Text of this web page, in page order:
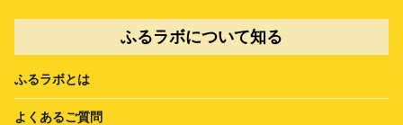
ふるラボについて知る
ふるラボとは
よくあるご質問